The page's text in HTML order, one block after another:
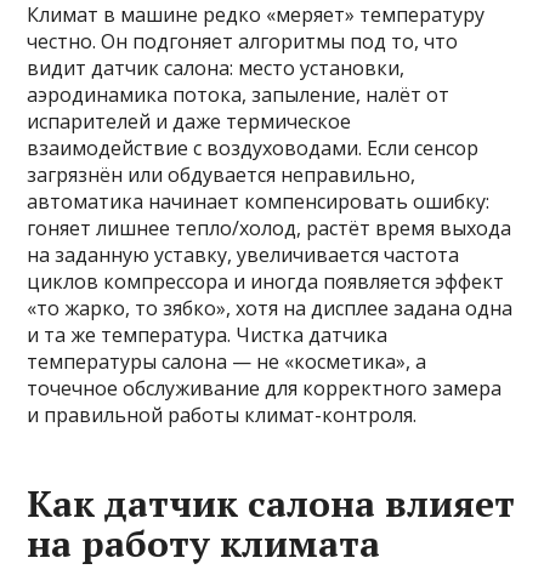
Климат в машине редко «меряет» температуру
честно. Он подгоняет алгоритмы под то, что
видит датчик салона: место установки,
аэродинамика потока, запыление, налёт от
испарителей и даже термическое
взаимодействие с воздуховодами. Если сенсор
загрязнён или обдувается неправильно,
автоматика начинает компенсировать ошибку:
гоняет лишнее тепло/холод, растёт время выхода
на заданную уставку, увеличивается частота
циклов компрессора и иногда появляется эффект
«то жарко, то зябко», хотя на дисплее задана одна
и та же температура. Чистка датчика
температуры салона — не «косметика», а
точечное обслуживание для корректного замера
и правильной работы климат-контроля.
Как датчик салона влияет
на работу климата